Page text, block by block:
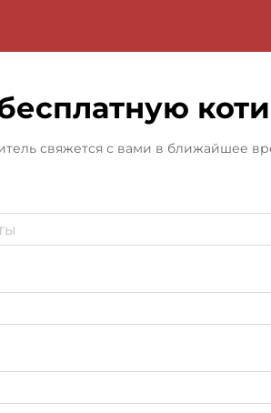
свяжется с вами в ближайшее